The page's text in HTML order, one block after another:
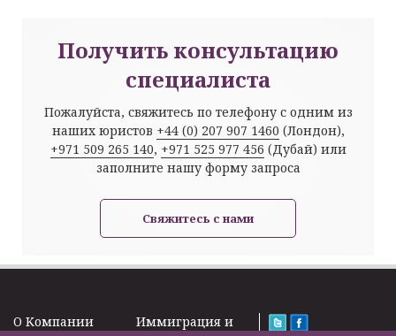
Получить консультацию
специалиста
Пожалуйста, свяжитесь по телефону с одним из
наших юристов +44 (0) 207 907 1460 (Лондон),
+971 509 265 140, +971 525 977 456 (Дубай) или
заполните нашу форму запроса
Свяжитесь с нами
O Kомпании
Иммиграция и